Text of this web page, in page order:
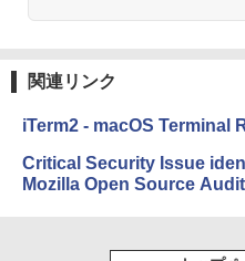
方 マニ
めのAIコ
書籍リー
ション
るさ自動
関連リンク
iTerm2 - macOS Terminal
Critical Security Issue
Mozilla Open Source